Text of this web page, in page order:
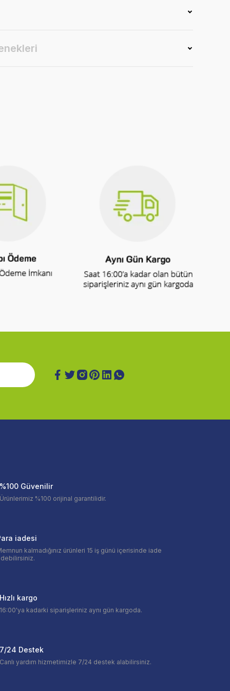
Güvenilir
%100 orijinal garantilidir.
iadesi
kalmadığınız ürünleri 15 iş günü içerisinde iade
kargo
kadarki siparişleriniz aynı gün kargoda.
24 Destek
yardım hizmetimizle 7/24 destek alabilirsiniz.